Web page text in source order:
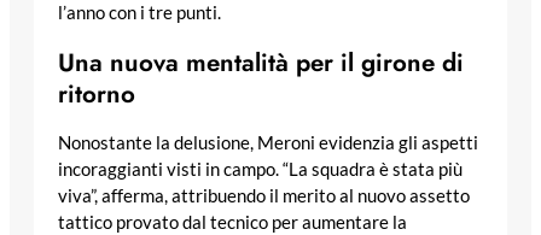
l’anno con i tre punti.
Una nuova mentalità per il girone di
ritorno
Nonostante la delusione, Meroni evidenzia gli aspetti
incoraggianti visti in campo. “La squadra è stata più
viva”, afferma, attribuendo il merito al nuovo assetto
tattico provato dal tecnico per aumentare la